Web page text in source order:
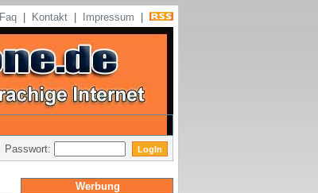
Faq Kontakt Impressum
Passwort:
Werbung